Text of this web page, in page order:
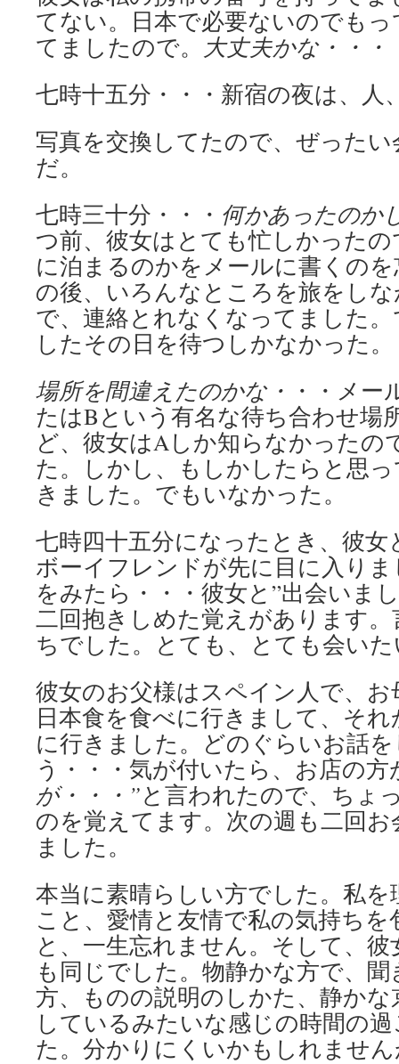
てない。日本で必要ないのでも
てましたので。
大丈夫かな・・・
七時十五分・・・新宿の夜は、人
写真を交換してたので、ぜった
だ。
七時三十分・・・ 何かあったのか
つ前、彼女はとても忙しかった
に泊まるのかをメールに書くの
の後、いろんなところを旅をし
で、連絡とれなくなってました
したその日を待つしかなかった。
場所を間違えたのかな・ ・・メー
たはBという有名な待ち合わせ場
ど、彼女はAしか知らなかったの
た。しかし、もしかしたらと思
きました。でもいなかった。
七時四十五分になったとき、彼
ボーイフレンドが先に目に入り
をみたら・・・彼女と”出会いま
二回抱きしめた覚えがあります
ちでした。とても、とても会い
彼女のお父様はスペイン人で、
日本食を食べに行きまして、そ
に行きました。どのぐらいお話
う・・・気が付いたら、お店の方
が・・・”と言われたので、ちょ
のを覚えてます。次の週も二回
ました。
本当に素晴らしい方でした。私
こと、愛情と友情で私の気持ち
と、一生忘れません。そして、
も同じでした。物静かな方で、
方、ものの説明のしかた、静か
しているみたいな感じの時間の
た。分かりにくいかもしれませ